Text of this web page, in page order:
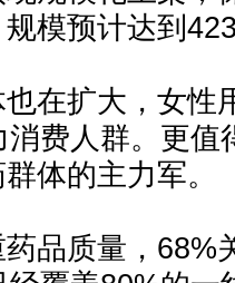
模预计达到
在扩大，女性
费人群。更值
体的主力军。
品质量，68%